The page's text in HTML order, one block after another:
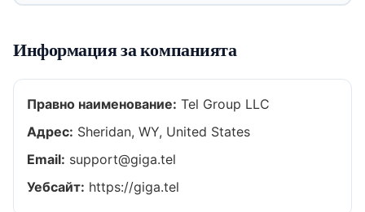
Информация за компанията
Правно наименование: Tel Group LLC
Адрес: Sheridan, WY, United States
Email: support@giga.tel
Уебсайт: https://giga.tel